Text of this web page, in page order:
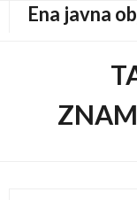
Ena javna